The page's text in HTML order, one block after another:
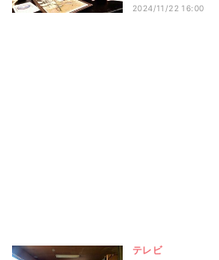
2024/11/22 16:00
テレビ